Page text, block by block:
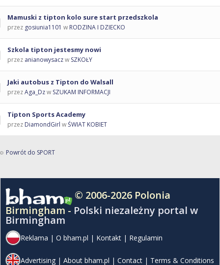
Mamuski z tipton kolo sure start przedszkola
przez gosiunia1101 w RODZINA I DZIECKO
Szkola tipton jestesmy nowi
przez anianowysaczw SZKOŁY
Jaki autobus z Tipton do Walsall
przezAga_Dzw SZUKAM INFORMACJI
Tipton Sports Academy
przez DiamondGirl wŚWIAT KOBIET
Powrót do SPORT
© 2006-2026 Polonia
Birmingham - Polski niezależny portal w
Birmingham
Reklama | O bham.pl | Kontakt | Regulamin
Advertising | About bham.pl | Contact | Terms & Conditions